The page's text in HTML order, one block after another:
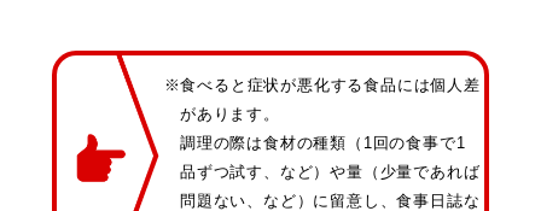
※食べると症状が悪化する食品には個人差
があります。
調理の際は食材の種類（1回の食事で1
品ずつ試す、など）や量（少量であれば
問題ない、など）に留意し、食事日誌な